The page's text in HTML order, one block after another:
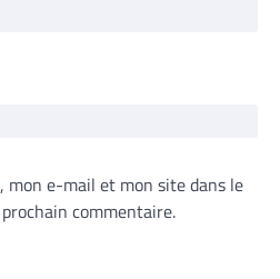
mon e-mail et mon site dans le
commentaire.